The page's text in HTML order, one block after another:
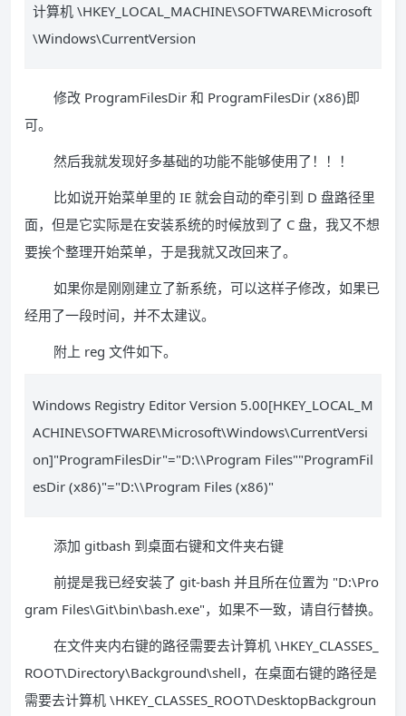
计算机 \HKEY_LOCAL_MACHINE\SOFTWARE\Microsoft
\Windows\CurrentVersion
修改 ProgramFilesDir 和 ProgramFilesDir (x86)即
可。
然后我就发现好多基础的功能不能够使用了！！！
比如说开始菜单里的 IE 就会自动的牵引到 D 盘路径里
面，但是它实际是在安装系统的时候放到了 C 盘，我又不想
要挨个整理开始菜单，于是我就又改回来了。
如果你是刚刚建立了新系统，可以这样子修改，如果已
经用了一段时间，并不太建议。
附上 reg 文件如下。
Windows Registry Editor Version 5.00[HKEY_LOCAL_M
ACHINE\SOFTWARE\Microsoft\Windows\CurrentVersi
on]"ProgramFilesDir"="D:\\Program Files""ProgramFil
esDir (x86)"="D:\\Program Files (x86)"
添加 gitbash 到桌面右键和文件夹右键
前提是我已经安装了 git-bash 并且所在位置为 "D:\Pro
gram Files\Git\bin\bash.exe"，如果不一致，请自行替换。
在文件夹内右键的路径需要去计算机 \HKEY_CLASSES_
ROOT\Directory\Background\shell，在桌面右键的路径是
需要去计算机 \HKEY_CLASSES_ROOT\DesktopBackgroun